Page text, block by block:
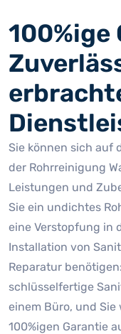
100%ige
Sie können sich auf
der Rohrreinigung
Leistungen und
Sie ein undichtes
eine Verstopfung in
Installation von
Reparatur
schlüsselfertige
einem Büro, und
100%igen Garantie